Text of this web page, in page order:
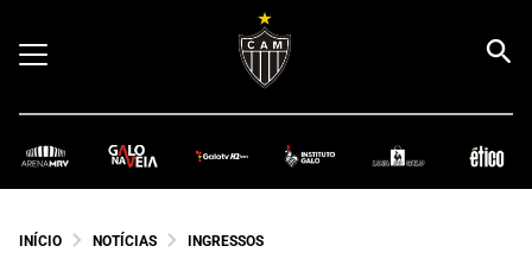
INÍCIO NOTÍCIAS INGRESSOS